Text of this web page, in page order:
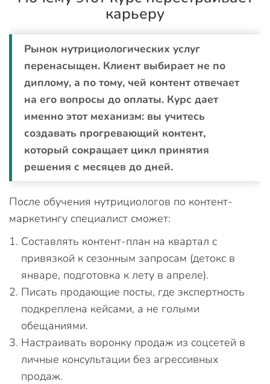
карьеру
Рынок нутрициологических услуг
перенасыщен. Клиент выбирает не по
диплому, а по тому, чей контент отвечает
на его вопросы до оплаты. Курс дает
именно этот механизм: вы учитесь
создавать прогревающий контент,
который сокращает цикл принятия
решения с месяцев до дней.
После обучения нутрициологов по контент-
маркетингу специалист сможет:
Составлять контент-план на квартал с
привязкой к сезонным запросам (детокс в
январе, подготовка к лету в апреле).
Писать продающие посты, где экспертность
подкреплена кейсами, а не голыми
обещаниями.
Настраивать воронку продаж из соцсетей в
личные консультации без агрессивных
продаж.